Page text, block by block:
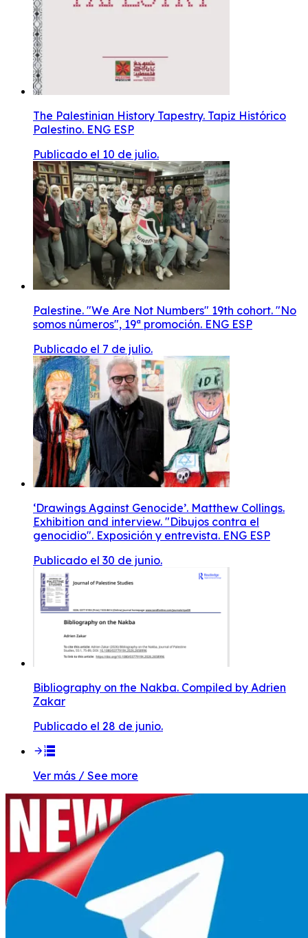
The Palestinian History Tapestry. Tapiz Histórico
Palestino. ENG ESP
Publicado el 10 de julio.
Palestine. "We Are Not Numbers" 19th cohort. "No
somos números", 19ª promoción. ENG ESP
Publicado el 7 de julio.
‘Drawings Against Genocide’. Matthew Collings.
Exhibition and interview. "Dibujos contra el
genocidio". Exposición y entrevista. ENG ESP
Publicado el 30 de junio.
Bibliography on the Nakba. Compiled by Adrien
Zakar
Publicado el 28 de junio.
Ver más / See more